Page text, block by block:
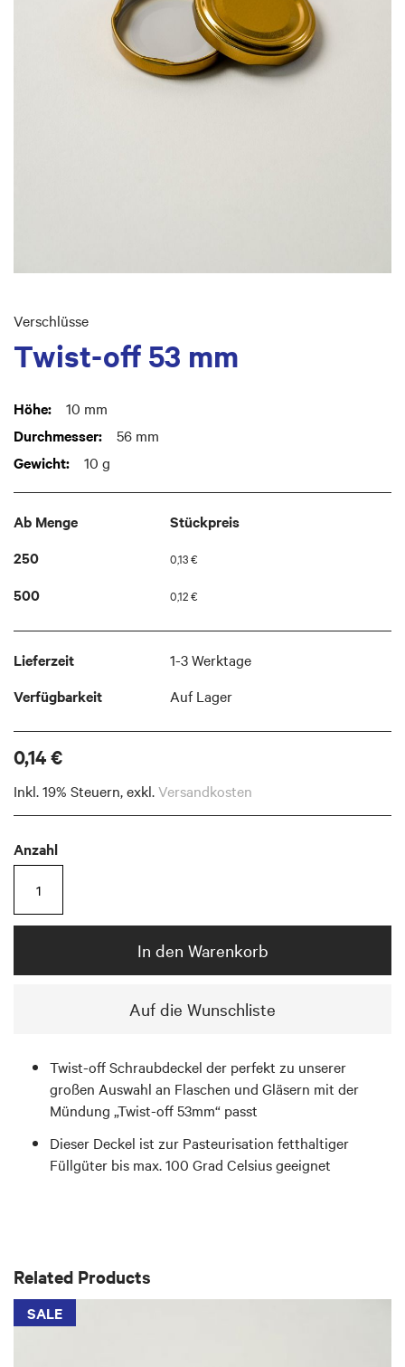
the
beginning
of
images
gallery
Verschlüsse
Twist-off 53 mm
Weitere
Informationen
10 mm
56 mm
10 g
Ab Menge
Stückpreis
250
0,13 €
500 0,12 €
Lieferzeit
1-3 Werktage
Verfügbarkeit
Auf Lager
0,14 €
Inkl. 19% Steuern,exkl.Versandkosten
Anzahl
In den Warenkorb
Auf die Wunschliste
Twist-off Schraubdeckel der perfekt zu unserer
großen Auswahl an Flaschen und Gläsern mit der
Mündung „Twist-off 53mm“ passt
Dieser Deckel ist zur Pasteurisation fetthaltiger
Füllgüter bis max. 100 Grad Celsius geeignet
Related Products
SALE